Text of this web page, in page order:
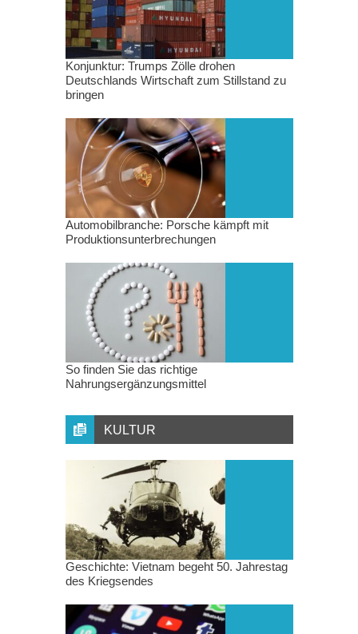
Konjunktur: Trumps Zölle drohen
Deutschlands Wirtschaft zum Stillstand zu
bringen
Automobilbranche: Porsche kämpft mit
Produktionsunterbrechungen
So finden Sie das richtige
Nahrungsergänzungsmittel
KULTUR
Geschichte: Vietnam begeht 50. Jahrestag
des Kriegsendes